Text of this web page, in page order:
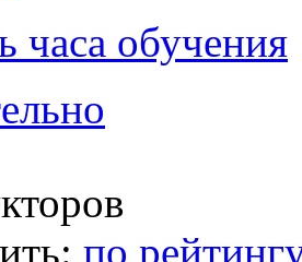
часа обучения
по